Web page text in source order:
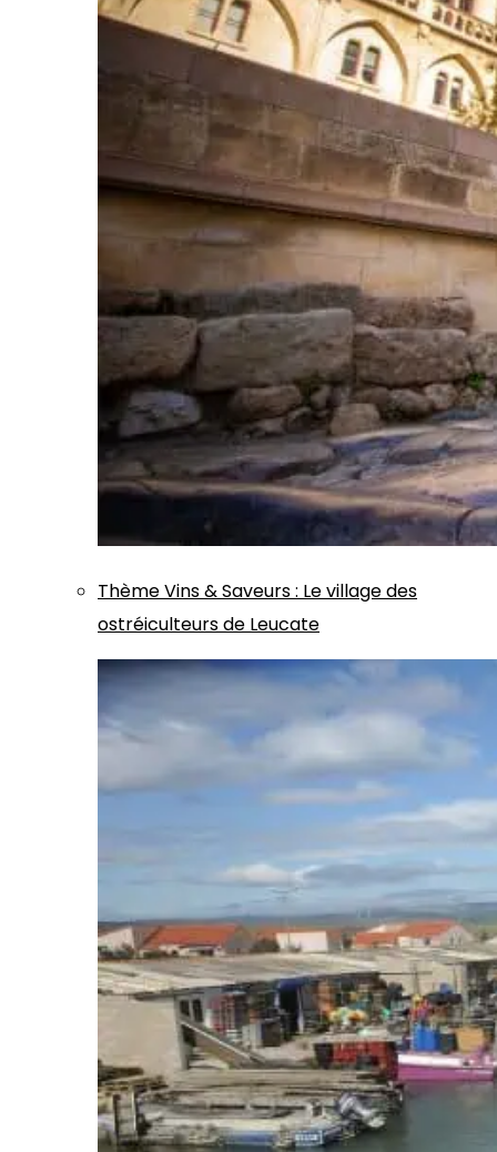
ThèmeVins & Saveurs: Le village des
ostréiculteurs de Leucate